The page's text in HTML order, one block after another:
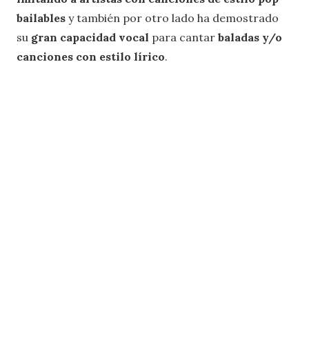
bailables y también por otro lado ha demostrado
su gran capacidad vocal para cantar baladas y/o
canciones con estilo lírico.